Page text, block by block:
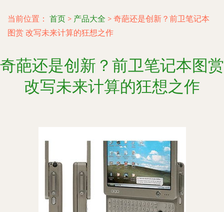
当前位置： 首页 > 产品大全 > 奇葩还是创新？前卫笔记本
图赏 改写未来计算的狂想之作
奇葩还是创新？前卫笔记本图赏
改写未来计算的狂想之作